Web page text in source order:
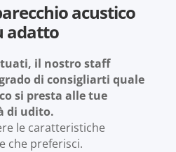
acustico
adatto
il nostro staff
di consigliarti quale
si presta alle tue
di udito.
le caratteristiche
che preferisci.